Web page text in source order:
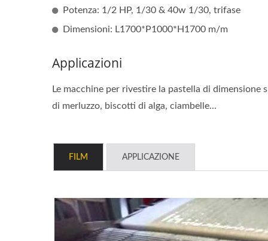
Potenza: 1/2 HP, 1/30 & 40w 1/30, trifase
Dimensioni: L1700*P1000*H1700 m/m
Applicazioni
Le macchine per rivestire la pastella di
di merluzzo, biscotti di alga, ciambelle...
FILM APPLICAZIONE